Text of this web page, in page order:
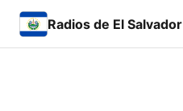
Radios de El Salvador